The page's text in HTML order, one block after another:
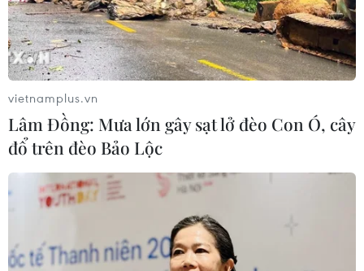
vietnamplus.vn
Lâm Đồng: Mưa lớn gây sạt lở đèo Con Ó, cây
đổ trên đèo Bảo Lộc